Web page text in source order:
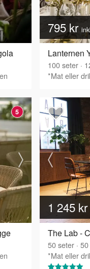
795 kr
Lanternen
100seter ·
*Mat eller
5
1 245 kr
The Lab -
50seter · 50
*Mat eller